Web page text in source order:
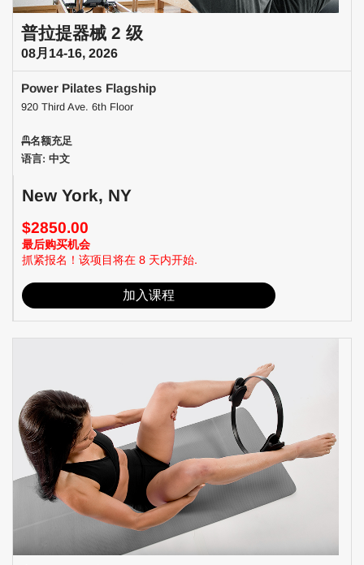
普拉提器械 2 级
08月14-16, 2026
Power Pilates Flagship
920 Third Ave. 6th Floor
名额充足
语言: 中文
New York, NY
$2850.00
最后购买机会
抓紧报名！该项目将在 8 天内开始.
加入课程